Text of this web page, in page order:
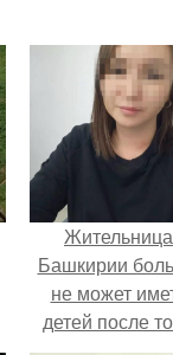
Жительница
Башкирии
не может
детей после